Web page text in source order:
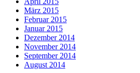
März 2015
Februar 2015
Januar 2015
Dezember 2014
November 2014
September 2014
August 2014